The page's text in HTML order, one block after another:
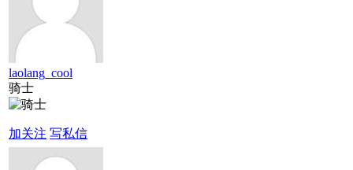
laolang_cool
骑士
加关注 写私信